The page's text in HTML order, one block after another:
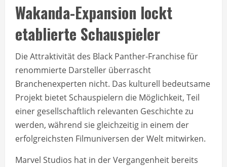
Wakanda-Expansion lockt
etablierte Schauspieler
Die Attraktivität des Black Panther-Franchise für
renommierte Darsteller überrascht
Branchenexperten nicht. Das kulturell bedeutsame
Projekt bietet Schauspielern die Möglichkeit, Teil
einer gesellschaftlich relevanten Geschichte zu
werden, während sie gleichzeitig in einem der
erfolgreichsten Filmuniversen der Welt mitwirken.
Marvel Studios hat in der Vergangenheit bereits